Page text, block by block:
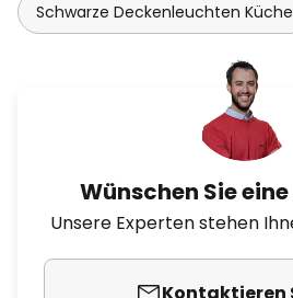
Schwarze Deckenleuchten Küche
Wünschen Sie
Unsere Experten stehen